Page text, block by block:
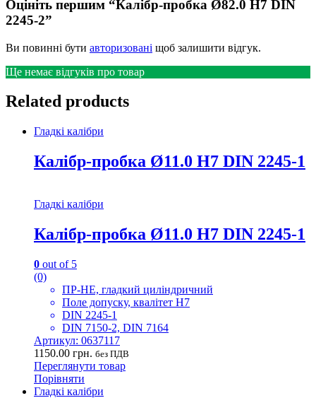
Оцініть першим “Калібр-пробка Ø82.0 H7 DIN
2245-2”
Ви повинні бути авторизовані щоб залишити відгук.
Ще немає відгуків про товар
Related products
Гладкі калібри
Калібр-пробка Ø11.0 H7 DIN 2245-1
Гладкі калібри
Калібр-пробка Ø11.0 H7 DIN 2245-1
0 out of 5
(0)
ПР-НЕ, гладкий циліндричний
Поле допуску, квалітет H7
DIN 2245-1
DIN 7150-2, DIN 7164
Артикул: 0637117
1150.00 грн. без ПДВ
Переглянути товар
Порівняти
Гладкі калібри